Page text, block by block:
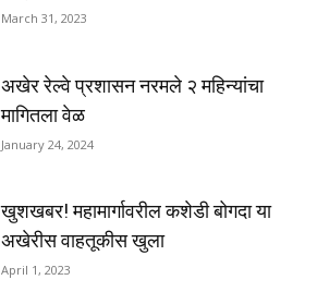
March 31, 2023
अखेर रेल्वे प्रशासन नरमले २ महिन्यांचा
मागितला वेळ
January 24, 2024
खुशखबर! महामार्गावरील कशेडी बोगदा या
अखेरीस वाहतूकीस खुला
April 1, 2023